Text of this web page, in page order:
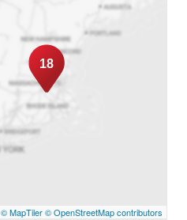
18
© MapTiler© OpenStreetMap contributors